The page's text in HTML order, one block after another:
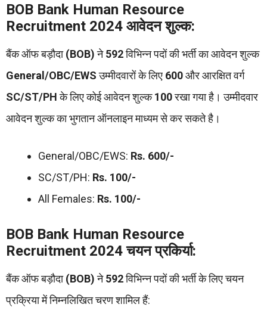
BOB Bank Human Resource
Recruitment 2024 आवेदन शुल्क:
बैंक ऑफ बड़ौदा(BOB)ने592विभिन्न पदों की भर्ती का आवेदन शुल्क
General/OBC/EWSउम्मीदवारों के लिए 600और आरक्षित वर्ग
SC/ST/PHके लिए कोई आवेदन शुल्क100रखा गया है। उम्मीदवार
आवेदन शुल्क का भुगतान ऑनलाइन माध्यम से कर सकते है।
General/OBC/EWS: Rs. 600/-
SC/ST/PH: Rs. 100/-
All Females: Rs. 100/-
BOB Bank Human Resource
Recruitment 2024 चयन प्रकिर्या:
बैंक ऑफ बड़ौदा(BOB)ने592विभिन्न पदों की भर्ती के लिए चयन
प्रक्रिया में निम्नलिखित चरण शामिल हैं: